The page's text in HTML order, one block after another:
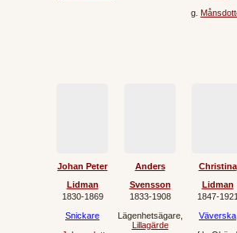
g.
Johan Peter
Lidman
1830‐1869
Snickare
Anders
Svensson
1833‐1908
Lägenhetsägare,
Lillagärde
Christina
Lidman
Väverska